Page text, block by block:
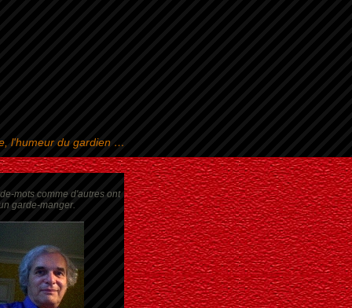
l'humeur du gardien …
mots comme d'autres ont
garde-manger.